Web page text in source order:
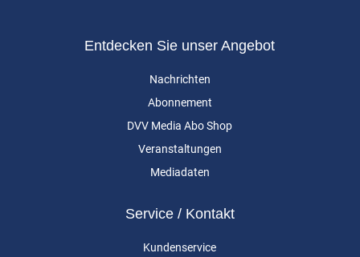
Entdecken Sie unser Angebot
Nachrichten
Abonnement
DVV Media Abo Shop
Veranstaltungen
Mediadaten
Service / Kontakt
Kundenservice